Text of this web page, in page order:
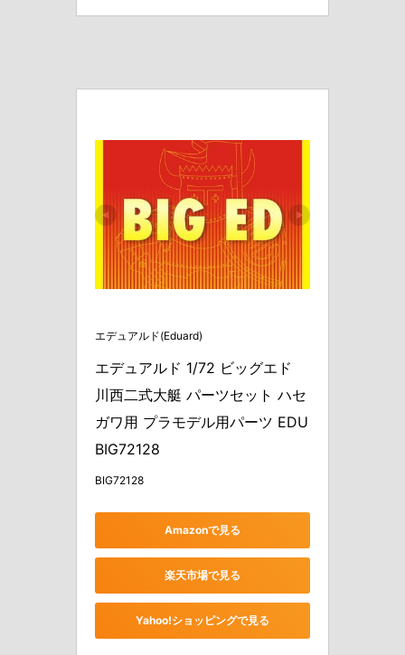
エデュアルド(Eduard)
エデュアルド 1/72 ビッグエド
川西二式大艇 パーツセット ハセ
ガワ用 プラモデル用パーツ EDU
BIG72128
BIG72128
Amazonで見る
楽天市場で見る
Yahoo!ショッピングで見る